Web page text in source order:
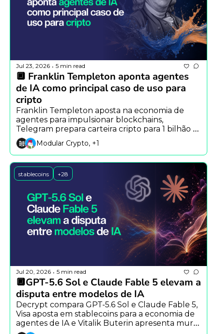
Jul 23, 2026 • 5 min read
🔲 Franklin Templeton aponta agentes
de IA como principal caso de uso para
cripto
Franklin Templeton aposta na economia de
agentes para impulsionar blockchains,
Telegram prepara carteira cripto para 1 bilhão
de usuários e IA redefine a cibersegurança.
Modular Crypto, +1
stablecoins +28
Jul 20, 2026 • 5 min read
🔲GPT-5.6 Sol e Claude Fable 5 elevam a
disputa entre modelos de IA
Decrypt compara GPT-5.6 Sol e Claude Fable 5,
Visa aposta em stablecoins para a economia de
agentes de IA e Vitalik Buterin apresenta mural